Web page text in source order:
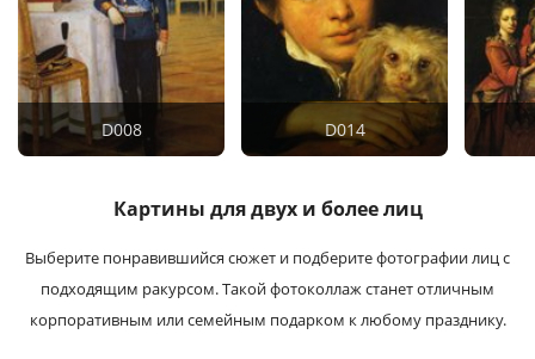
D008 D014
Картины для двух и более лиц
Выберите понравившийся сюжет и подберите фотографии лиц с
подходящим ракурсом. Такой фотоколлаж станет отличным
корпоративным или семейным подарком к любому празднику.